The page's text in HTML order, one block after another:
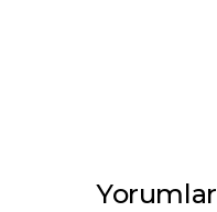
Yorumlar